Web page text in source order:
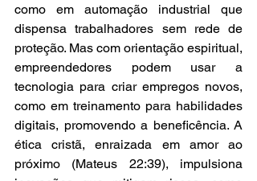
como em automação industrial que
dispensa trabalhadores sem rede de
proteção. Mas com orientação espiritual,
empreendedores podem usar a
tecnologia para criar empregos novos,
como em treinamento para habilidades
digitais, promovendo a beneficência. A
ética cristã, enraizada em amor ao
próximo (Mateus 22:39), impulsiona